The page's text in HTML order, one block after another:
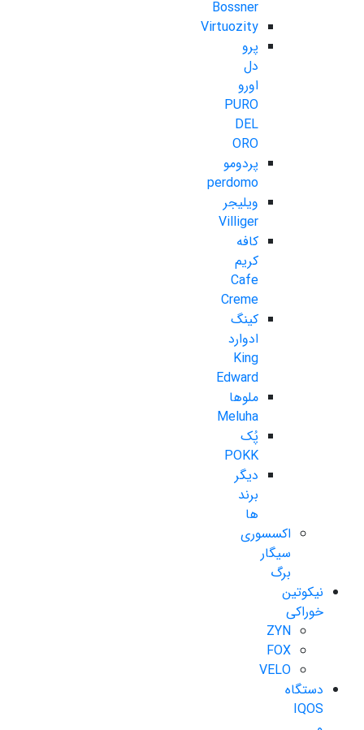
Bossner
Virtuozity
پرو
دل
اورو
PURO
DEL
ORO
پردومو
perdomo
ویلیجر
Villiger
کافه
کریم
Cafe
Creme
کینگ
ادوارد
King
Edward
ملوها
Meluha
پُک
POKK
دیگر
برند
ها
اکسسوری
سیگار
برگ
نیکوتین
خوراکی
ZYN
FOX
VELO
دستگاه
IQOS